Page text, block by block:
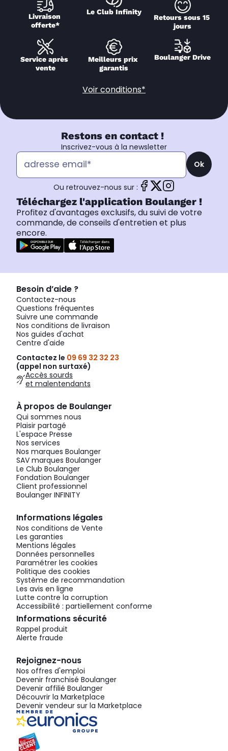
Livraison
offerte*
Le Club Infinity
Retours sous 15
jours
Service après
vente
Meilleurs prix
garantis
Boulanger Drive
Voir conditions*
Restons en contact !
Inscrivez-vous à la newsletter
Ok
Ou retrouvez-nous sur :
Téléchargez l'application Boulanger !
Profitez d'avantages exclusifs, du suivi de votre
commande, de conseils d'entretien et plus
encore.
Besoin d’aide ?
Contactez-nous
Questions fréquentes
Suivre une commande
Nos conditions de livraison
Nos guides d'achat
Centre d'aide
Contactez le 09 69 32 32 23
(appel non surtaxé)
Accès sourds
et malentendants
À propos de Boulanger
Qui sommes nous
Plaisir partagé
L'espace Presse
Nos services
Nos marques Boulanger
SAV marques Boulanger
Le Club Boulanger
Fondation Boulanger
Client professionnel
Boulanger INFINITY
Informations légales
Nos conditions de Vente
Les garanties
Mentions légales
Données personnelles
Paramétrer les cookies
Politique des cookies
Système de recommandation
Les avis en ligne
Lutte contre la corruption
Accessibilité : partiellement conforme
Informations sécurité
Rappel produit
Alerte fraude
Rejoignez-nous
Nos offres d'emploi
Devenir franchisé Boulanger
Devenir affilié Boulanger
Découvrir la Marketplace
Devenir vendeur sur la Marketplace